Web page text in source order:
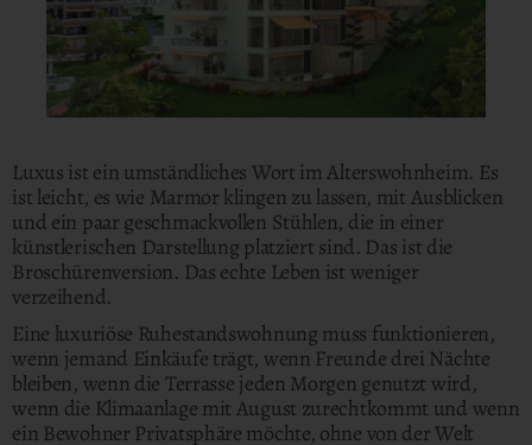
Luxus ist ein umständliches Wort im Alterswohnheim. Es
ist leicht, es wie Marmor klingen zu lassen, mit Ausblicken
und ein paar geschmackvollen Stühlen, die in einer
künstlerischen Darstellung platziert sind. Das ist die
Broschürenversion. Das echte Leben ist weniger
verzeihend.
Eine luxuriöse Ruhestandswohnung muss funktionieren,
wenn jemand Einkäufe trägt, wenn Freunde drei Nächte
bleiben, wenn die Terrasse jeden Morgen genutzt wird,
wenn die Klimaanlage mit August zurechtkommt und wenn
ein Bewohner Privatsphäre möchte, ohne von der Welt